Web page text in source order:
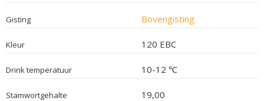
Gisting Bovengisting
Kleur 120 EBC
Drink temperatuur 10-12 ℃
Stamwortgehalte 19,00